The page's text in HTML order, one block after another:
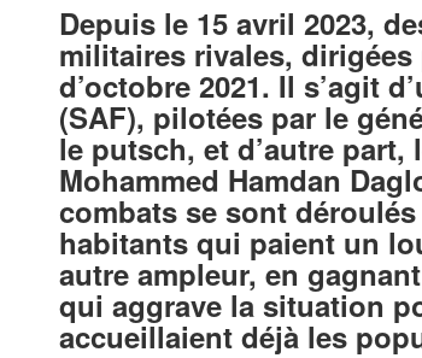
Depuis le 15 avril 2023,
militaires rivales,
d’octobre 2021. Il s’agit
(SAF), pilotées par le
le putsch, et d’autre
Mohammed Hamdan
combats se sont
habitants qui paient un
autre ampleur, en
qui aggrave la situation
accueillaient déjà les